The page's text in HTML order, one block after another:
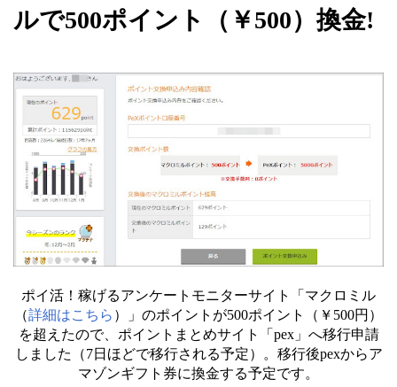
ルで500ポイント（￥500）換金!
ポイ活！稼げるアンケートモニターサイト「マクロミル
（詳細はこちら ）」のポイントが500ポイント（￥500円）
を超えたので、ポイントまとめサイト「pex」へ移行申請
しました（7日ほどで移行される予定）。移行後pexからア
マゾンギフト券に換金する予定です。